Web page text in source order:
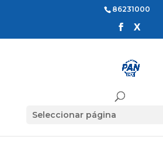
86231000
Seleccionar página